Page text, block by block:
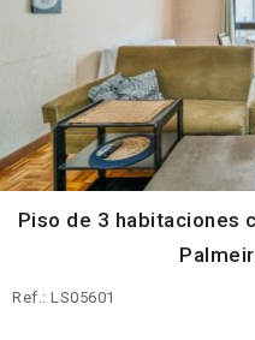
Piso de 3 habitaciones
Ref.: LS05601